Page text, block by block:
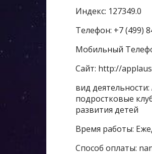
Индекс: 127349.0
Телефон: +7 (499)
Мобильный
Сайт: http://
вид
подростковые
развития детей
Время работы:
Способ оплаты: